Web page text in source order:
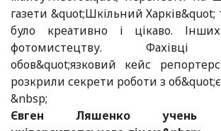
газети &quot;Шкільний
було креативно і цікаво.
фотомистецтву. Фахівці
обов&quot;язковий кейс
розкрили секрети роботи з
&nbsp;
Євген Ляшенко учень